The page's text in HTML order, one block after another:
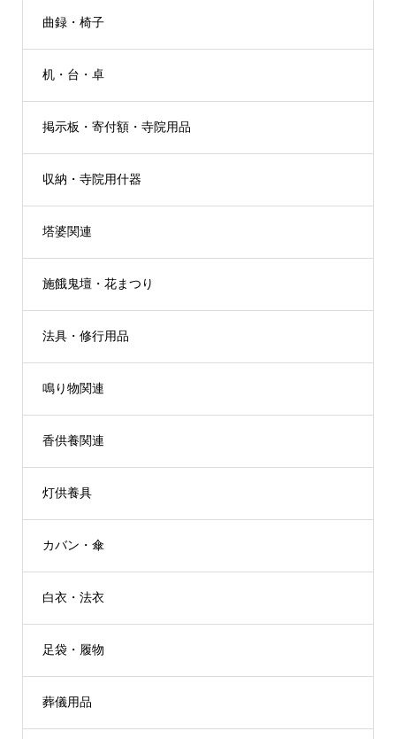
曲録・椅子
机・台・卓
掲示板・寄付額・寺院用品
収納・寺院用什器
塔婆関連
施餓鬼壇・花まつり
法具・修行用品
鳴り物関連
香供養関連
灯供養具
カバン・傘
白衣・法衣
足袋・履物
葬儀用品